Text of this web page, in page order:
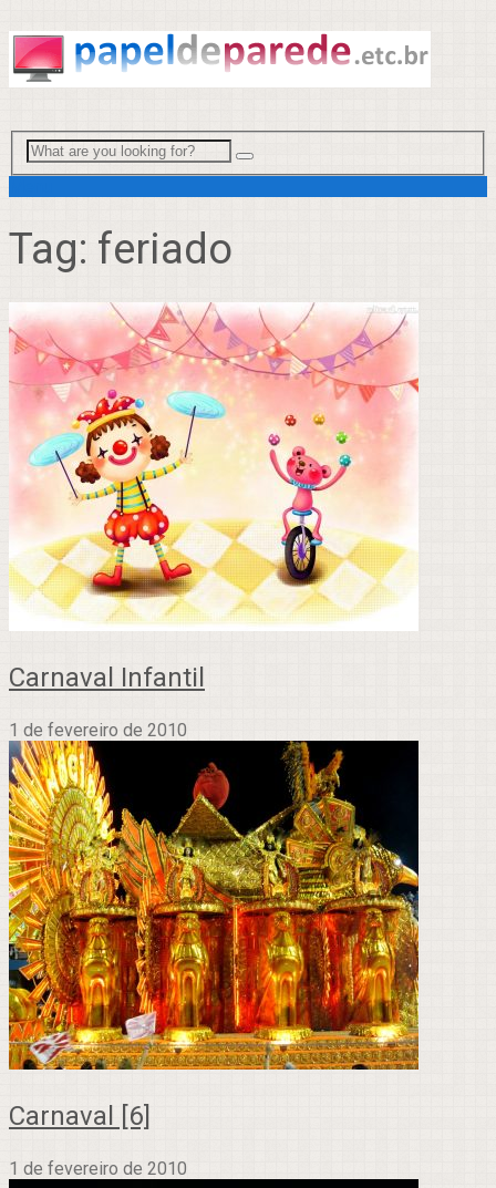
Tag: feriado
Carnaval Infantil
1 de fevereiro de 2010
Carnaval [6]
1 de fevereiro de 2010